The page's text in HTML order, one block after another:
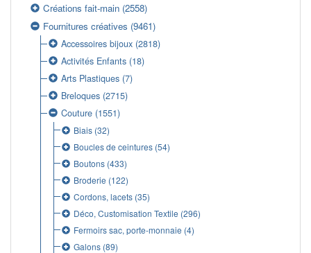
Créations fait-main (2558)
Fournitures créatives (9461)
Accessoires bijoux (2818)
Activités Enfants (18)
Arts Plastiques (7)
Breloques (2715)
Couture (1551)
Biais(32)
Boucles de ceintures(54)
Boutons(433)
Broderie (122)
Cordons, lacets(35)
Déco, Customisation Textile (296)
Fermoirs sac, porte-monnaie (4)
Galons(89)